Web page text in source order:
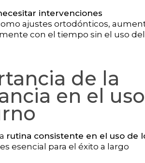
intervenciones
ajustes ortodónticos,
con el tiempo sin el uso del
de la
en el uso
rutina consistente en el uso de
es esencial para el éxito a largo